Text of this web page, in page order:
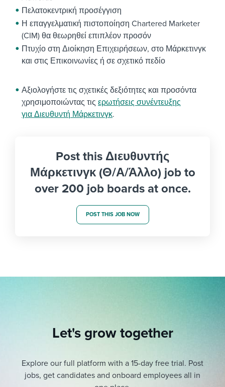
Πελατοκεντρική προσέγγιση
Η επαγγελματική πιστοποίηση Chartered Marketer
(CIM) θα θεωρηθεί επιπλέον προσόν
Πτυχίο στη Διοίκηση Επιχειρήσεων, στο Μάρκετινγκ
και στις Επικοινωνίες ή σε σχετικό πεδίο
Αξιολογήστε τις σχετικές δεξιότητες και προσόντα
χρησιμοποιώντας τις ερωτήσεις συνέντευξης
για Διευθυντή Μάρκετινγκ.
Post this Διευθυντής
Μάρκετινγκ (Θ/Α/Άλλο) job to
over 200 job boards at once.
POST THIS JOB NOW
Let's grow together
Explore our full platform with a 15-day free trial. Post
jobs, get candidates and onboard employees all in